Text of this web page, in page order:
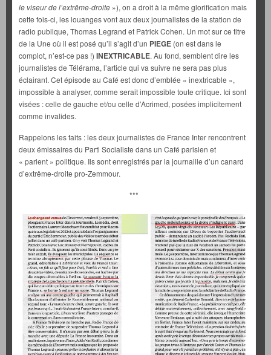
le viseur de l’extrême-droite »), on a droit à la même glorification mais
cette fois-ci, les louanges vont aux deux journalistes de la station de
radio publique, Thomas Legrand et Patrick Cohen. Un mot sur ce titre
de la Une où il est posé qu’il s’agit d’un PIEGE (on est dans le
complot, n’est-ce pas !) INEXTRICABLE. Au fond, semblent dire les
journalistes de Télérama, l’article qui va suivre ne sera pas plus
éclairant. Cet épisode au Café est donc d’emblée « inextricable »,
impossible à analyser, comme serait impossible toute critique. Ici sont
visées : celle de gauche et/ou celle d’Acrimed, posées implicitement
comme invalides.
Rappelons les faits : les deux journalistes de France Inter rencontrent
deux émissaires du Parti Socialiste dans un Café parisien et
« parlent » politique. Ils sont enregistrés par la journaille d’un canard
d’extrême-droite pro-Zemmour.
***